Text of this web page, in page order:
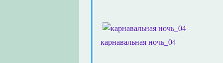
карнавальная ночь_04